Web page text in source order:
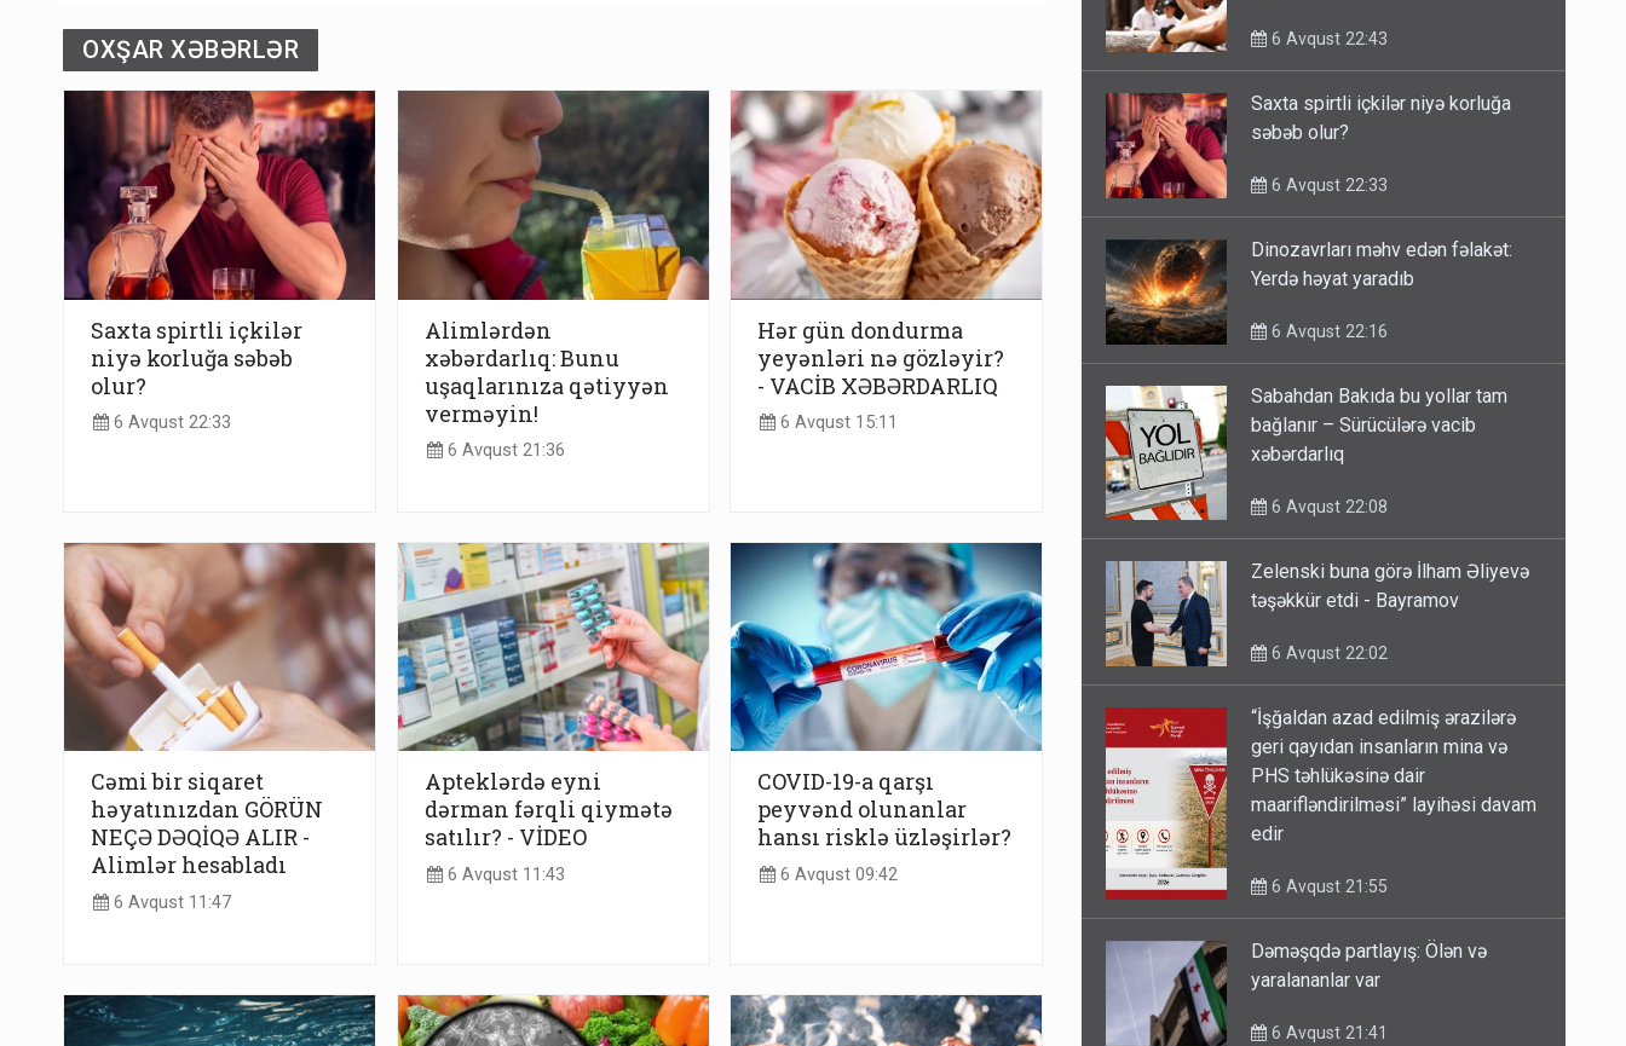
OXŞAR XƏBƏRLƏR
Saxta spirtli içkilər
niyə korluğa səbəb
olur?
6 Avqust 22:33
Alimlərdən
xəbərdarlıq: Bunu
uşaqlarınıza qətiyyən
verməyin!
6 Avqust 21:36
Hər gün dondurma
yeyənləri nə gözləyir?
- VACİB XƏBƏRDARLIQ
6 Avqust 15:11
Cəmi bir siqaret
həyatınızdan GÖRÜN
NEÇƏ DƏQİQƏ ALIR -
Alimlər hesabladı
6 Avqust 11:47
Apteklərdə eyni
dərman fərqli qiymətə
satılır? - VİDEO
6 Avqust 11:43
COVID-19-a qarşı
peyvənd olunanlar
hansı risklə üzləşirlər?
6 Avqust 09:42
6 Avqust 22:43
Saxta spirtli içkilər niyə korluğa
səbəb olur?
6 Avqust 22:33
Dinozavrları məhv edən fəlakət:
Yerdə həyat yaradıb
6 Avqust 22:16
Sabahdan Bakıda bu yollar tam
bağlanır – Sürücülərə vacib
xəbərdarlıq
6 Avqust 22:08
Zelenski buna görə İlham Əliyevə
təşəkkür etdi - Bayramov
6 Avqust 22:02
“İşğaldan azad edilmiş ərazilərə
geri qayıdan insanların mina və
PHS təhlükəsinə dair
maarifləndirilməsi” layihəsi davam
edir
6 Avqust 21:55
Dəməşqdə partlayış: Ölən və
yaralananlar var
6 Avqust 21:41